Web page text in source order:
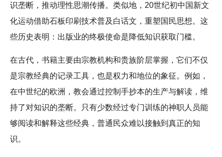
识垄断，推动理性思潮传播。类似地，20世纪初中国新文
化运动借助石板印刷技术普及白话文，重塑国民思想。这
些历史表明：出版业的终极使命是降低知识获取门槛。
在古代，书籍主要由宗教机构和贵族阶层掌握，它们不仅
是宗教经典的记录工具，也是权力和地位的象征。例如，
在中世纪的欧洲，教会通过控制手抄本的生产与解读，维
持了对知识的垄断。只有少数经过专门训练的神职人员能
够阅读和解释这些经典，普通民众难以接触到真正的知
识。